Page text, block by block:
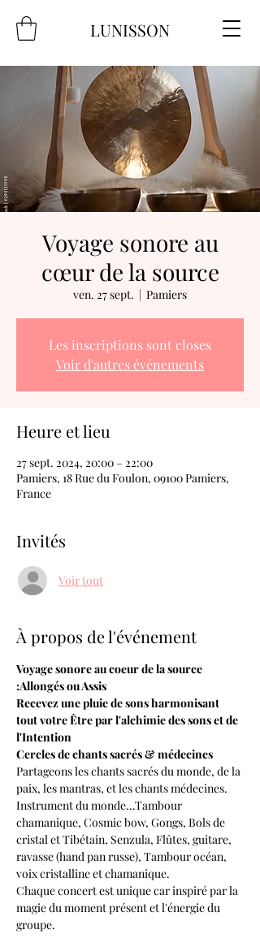
LUNISSON
Voyage sonore au
cœur de la source
ven. 27 sept.
  |
Pamiers
Les inscriptions sont closes
Voir d'autres événements
Heure et lieu
27 sept. 2024, 20:00 – 22:00
Pamiers, 18 Rue du Foulon, 09100 Pamiers,
France
Invités
Voir tout
À propos de l'événement
Voyage sonore au coeur de la source
:Allongés ou Assis
Recevez une pluie de sons harmonisant
tout votre Être par l'alchimie des sons et de
l'Intention
Cercles de chants sacrés & médecines
Partageons les chants sacrés du monde, de la
paix, les mantras, et les chants médecines.
Instrument du monde...Tambour
chamanique, Cosmic bow, Gongs, Bols de
cristal et Tibétain, Senzula, Flûtes, guitare,
ravasse (hand pan russe), Tambour océan,
voix cristalline et chamanique.
Chaque concert est unique car inspiré par la
magie du moment présent et l'énergie du
groupe.